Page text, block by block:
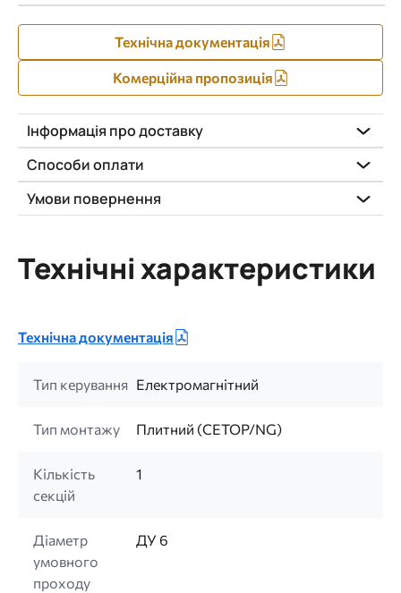
Технічна документація
Комерційна пропозиція
Інформація про доставку
Способи оплати
Умови повернення
Технічні характеристики
Технічна документація
Тип керування Електромагнітний
Тип монтажу Плитний (CETOP/NG)
Кількість
секцій
1
Діаметр
умовного
проходу
ДУ 6